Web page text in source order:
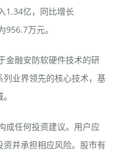
亿，同比增长
万元。
融安防软硬件技术的研
业界领先的核心技术，基
任何投资建议。用户应
并承担相应风险。股市有